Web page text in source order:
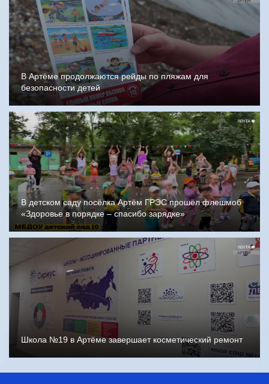
В Артёме продолжаются рейды по пляжам для
безопасности детей
В детском саду посёлка Артём ГРЭС прошёл флешмоб
«Здоровье в порядке – спасибо зарядке»
Школа №19 в Артёме завершает косметический ремонт